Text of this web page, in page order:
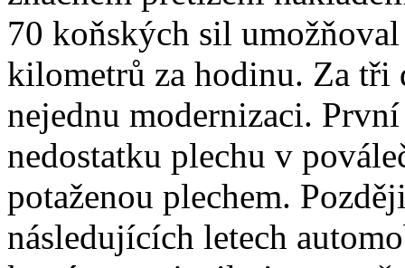
70 koňských sil
kilometrů za hodinu. Za tři
nejednu modernizaci.
nedostatku plechu v
potaženou plechem.
následujících letech